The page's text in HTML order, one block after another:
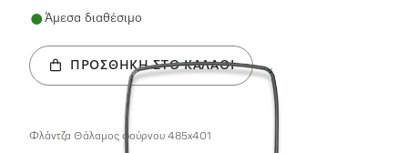
Άμεσα διαθέσιμο
ΠΡΟΣΘΉΚΗ ΣΤΟ ΚΑΛΆΘΙ
Φλάντζα Θάλαμος φούρνου 485x401